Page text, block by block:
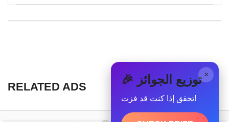
RELATED ADS
× 🎉 توزيع الجوائز
تحقق إذا كنت قد فزت!